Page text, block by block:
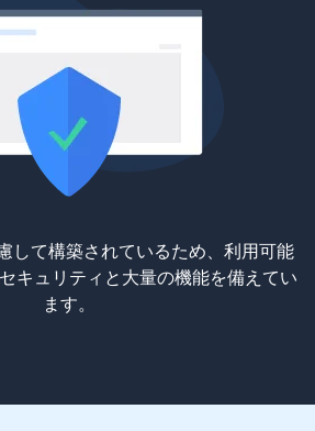
して構築されているため、利用可能
キュリティと大量の機能を備えてい
ます。